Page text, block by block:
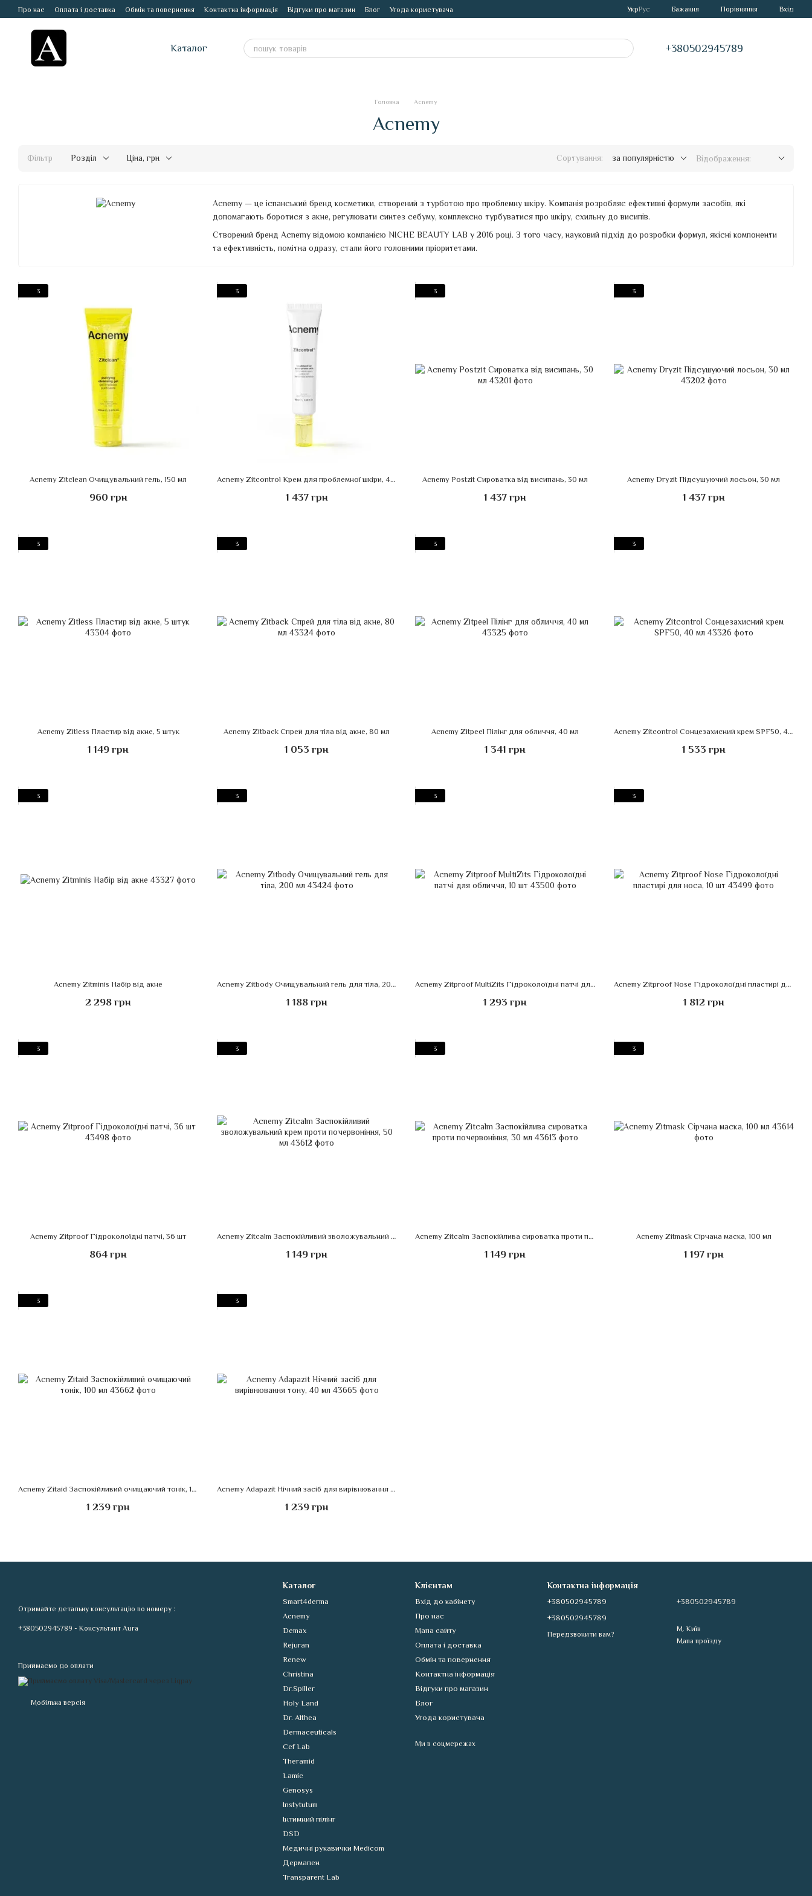
Перейти до основного контенту
Про нас Оплата і доставка Обмін та повернення Контактна інформація Відгуки про магазин Блог Угода користувача УкрРус Бажання Порівняння Вхід
Каталог +380502945789
Головна Acnemy
Acnemy
Фільтр Розділ Ціна, грн Сортування: за популярністю Відображення:
Acnemy — це іспанський бренд косметики, створений з турботою про проблемну шкіру. Компанія розробляє ефективні формули засобів, які
допомагають боротися з акне, регулювати синтез себуму, комплексно турбуватися про шкіру, схильну до висипів.
Створений бренд Acnemy відомою компанією NICHE BEAUTY LAB у 2016 році. З того часу, науковий підхід до розробки формул, якісні компоненти
та ефективність, помітна одразу, стали його головними пріоритетами.
3
Acnemy Zitclean Очищувальний гель, 150 мл
960 грн
3
Acnemy Zitcontrol Крем для проблемної шкіри, 40 мл
1 437 грн
3
Acnemy Postzit Сироватка від висипань, 30 мл
1 437 грн
3
Acnemy Dryzit Підсушуючий лосьон, 30 мл
1 437 грн
3
Acnemy Zitless Пластир від акне, 5 штук
1 149 грн
3
Acnemy Zitback Спрей для тіла від акне, 80 мл
1 053 грн
3
Acnemy Zitpeel Пілінг для обличчя, 40 мл
1 341 грн
3
Acnemy Zitcontrol Сонцезахисний крем SPF50, 40 мл
1 533 грн
3
Acnemy Zitminis Набір від акне
2 298 грн
3
Acnemy Zitbody Очищувальний гель для тіла, 200 мл
1 188 грн
3
Acnemy Zitproof MultiZits Гідроколоїдні патчі для обличчя, 10 шт
1 293 грн
3
Acnemy Zitproof Nose Гідроколоїдні пластирі для носа, 10 шт
1 812 грн
3
Acnemy Zitproof Гідроколоїдні патчі, 36 шт
864 грн
3
Acnemy Zitcalm Заспокійливий зволожувальний крем проти почервоніння, 50 мл
1 149 грн
3
Acnemy Zitcalm Заспокійлива сироватка проти почервоніння, 30 мл
1 149 грн
3
Acnemy Zitmask Сірчана маска, 100 мл
1 197 грн
3
Acnemy Zitaid Заспокійливий очищаючий тонік, 100 мл
1 239 грн
3
Acnemy Adapazit Нічний засіб для вирівнювання тону, 40 мл
1 239 грн
Отримайте детальну консультацію по номеру :
+380502945789 - Консультант Aura
Приймаємо до оплати
Мобільна версія
Каталог
Smart4derma
Acnemy
Demax
Rejuran
Renew
Christina
Dr.Spiller
Holy Land
Dr. Althea
Dermaceuticals
Cef Lab
Theramid
Lamic
Genosys
Instytutum
Інтимний пілінг
DSD
Медичні рукавички Medicom
Дермапен
Transparent Lab
Клієнтам
Вхід до кабінету
Про нас
Мапа сайту
Оплата і доставка
Обмін та повернення
Контактна інформація
Відгуки про магазин
Блог
Угода користувача
Ми в соцмережах
Контактна інформація
+380502945789
+380502945789
Передзвонити вам?
+380502945789
М. Київ
Мапа проїзду